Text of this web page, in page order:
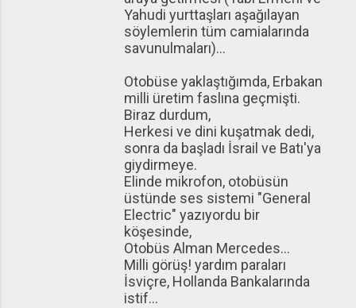
Yahudi yurttaşları aşağılayan
söylemlerin tüm camialarında
savunulmaları)...
Otobüse yaklaştığımda, Erbakan
milli üretim faslına geçmişti.
Biraz durdum,
Herkesi ve dini kuşatmak dedi,
sonra da başladı İsrail ve Batı'ya
giydirmeye.
Elinde mikrofon, otobüsün
üstünde ses sistemi "General
Electric" yazıyordu bir
köşesinde,
Otobüs Alman Mercedes...
Milli görüş! yardım paraları
İsviçre, Hollanda Bankalarında
istif...